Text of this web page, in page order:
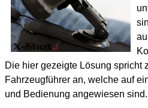
Die hier gezeigte Lösung spricht
Fahrzeugführer an, welche auf
und Bedienung angewiesen sind.